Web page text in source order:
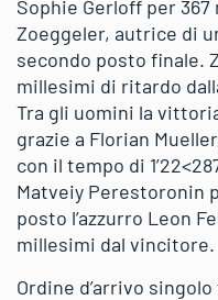
Sophie Gerloff per
Zoeggeler, autrice di
secondo posto finale.
millesimi di ritardo
Tra gli uomini la
grazie a Florian
con il tempo di
Matveiy Perestoronin
posto l’azzurro Leon
millesimi dal vincitore.
Ordine d’arrivo